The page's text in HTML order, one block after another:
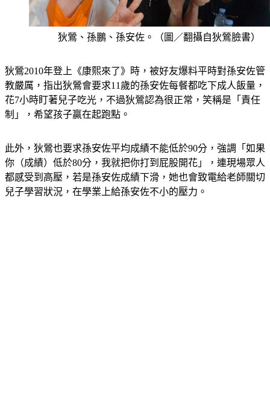
狄鶯、孫鵬、孫安佐。（圖／翻攝自狄鶯臉書）
狄鶯2010年登上《康熙來了》時，被好友爆料平時對孫安佐管
教嚴厲，指出狄鶯會要求11歲的孫安佐每餐都吃下成人飯量，
花7小時盯著兒子吃光，不過狄鶯認為很正常，笑稱是「責任
制」，希望孩子贏在起跑點。
此外，狄鶯也要求孫安佐平均成績不能低於90分，強調「如果
你（成績）低於80分，我就把你打到屁股開花」，連現場眾人
都感受到高壓，若是孫安佐成績下滑，她也會致電給老師關切
兒子學習狀況，在學業上給孫安佐不小的壓力。